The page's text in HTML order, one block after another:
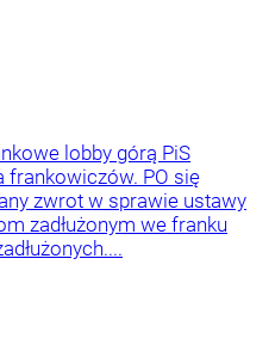
lobby górą PiS
frankowiczów. PO się
zwrot w sprawie ustawy
zadłużonym we franku